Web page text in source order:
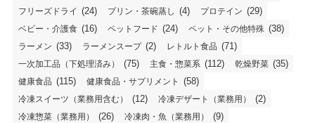
フリーズドライ (24) プリン・茶碗蒸し (4) プロテイン (29)
ベビー・介護食 (16) ペットフード (24) ペット・その他特殊 (38)
ラーメン (33) ラーメンスープ (2) レトルト食品 (71)
一次加工品（下処理済み） (75) 主食・惣菜系 (112) 乾燥野菜 (35)
健康食品 (115) 健康食品・サプリメント (58)
冷凍スイーツ（業務用含む） (12) 冷凍デザート（業務用） (2)
冷凍惣菜（業務用） (26) 冷凍肉・魚（業務用） (9)